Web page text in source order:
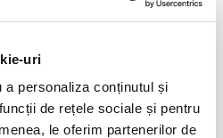
uri
a personaliza conținutul și
de rețele sociale și pentru
le oferim partenerilor de
de bilete), costuri identificate
de pe site-ul nostru Bilete.ro,
Condițiile site-ului Bilete.ro
aceasta pagina